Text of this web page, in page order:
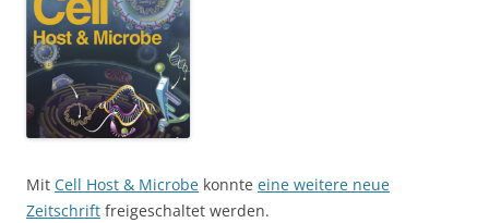
Mit Cell Host & Microbe konnte eine weitere neue
Zeitschrift freigeschaltet werden.